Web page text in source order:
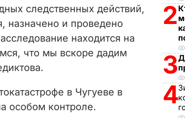
следственных действий,
назначено и проведено
находится на
что мы вскоре дадим
в Чугуеве в
особом контроле.
2
3
4